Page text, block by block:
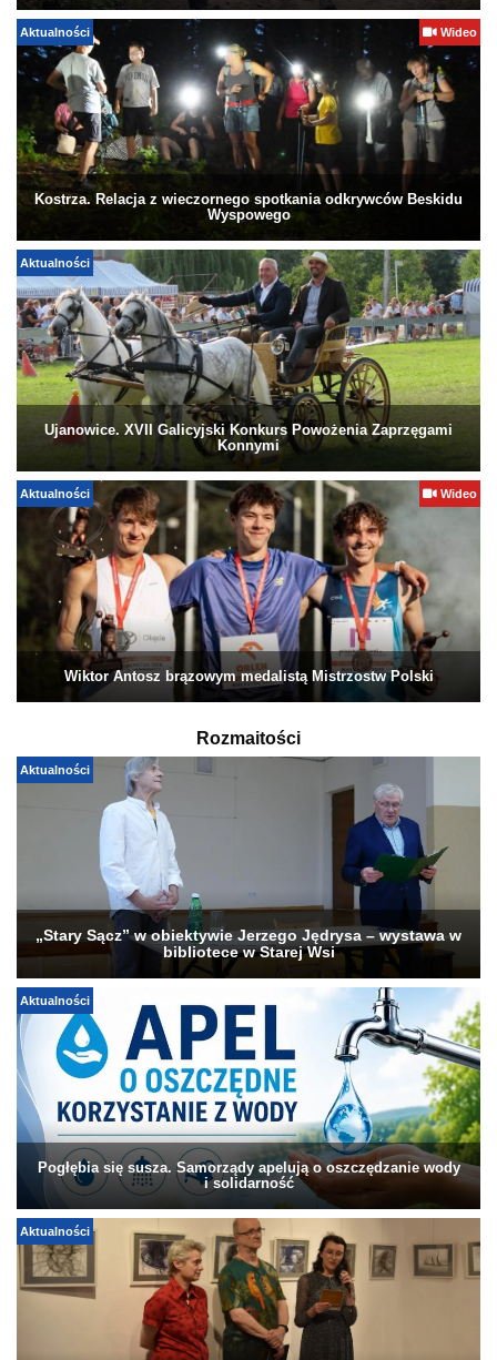
Aktualności Wideo
Kostrza. Relacja z wieczornego spotkania odkrywców Beskidu
Wyspowego
Aktualności
Ujanowice. XVII Galicyjski Konkurs Powożenia Zaprzęgami
Konnymi
Aktualności Wideo
Wiktor Antosz brązowym medalistą Mistrzostw Polski
Rozmaitości
Aktualności
„Stary Sącz” w obiektywie Jerzego Jędrysa – wystawa w
bibliotece w Starej Wsi
Aktualności
Pogłębia się susza. Samorządy apelują o oszczędzanie wody
i solidarność
Aktualności